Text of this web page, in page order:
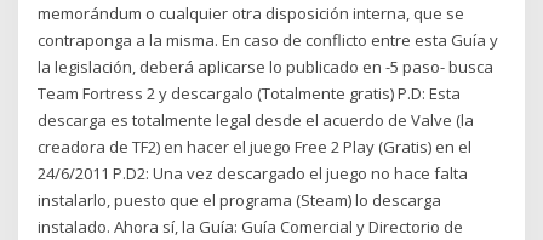
memorándum o cualquier otra disposición interna, que se
contraponga a la misma. En caso de conflicto entre esta Guía y
la legislación, deberá aplicarse lo publicado en -5 paso- busca
Team Fortress 2 y descargalo (Totalmente gratis) P.D: Esta
descarga es totalmente legal desde el acuerdo de Valve (la
creadora de TF2) en hacer el juego Free 2 Play (Gratis) en el
24/6/2011 P.D2: Una vez descargado el juego no hace falta
instalarlo, puesto que el programa (Steam) lo descarga
instalado. Ahora sí, la Guía: Guía Comercial y Directorio de